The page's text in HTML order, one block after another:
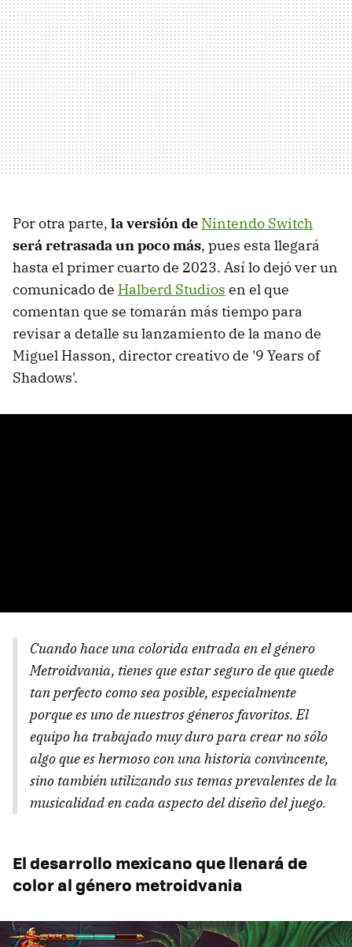
Por otra parte, la versión de Nintendo Switch
será retrasada un poco más, pues esta llegará
hasta el primer cuarto de 2023. Así lo dejó ver un
comunicado de Halberd Studios en el que
comentan que se tomarán más tiempo para
revisar a detalle su lanzamiento de la mano de
Miguel Hasson, director creativo de '9 Years of
Shadows'.
Cuando hace una colorida entrada en el género
Metroidvania, tienes que estar seguro de que quede
tan perfecto como sea posible, especialmente
porque es uno de nuestros géneros favoritos. El
equipo ha trabajado muy duro para crear no sólo
algo que es hermoso con una historia convincente,
sino también utilizando sus temas prevalentes de la
musicalidad en cada aspecto del diseño del juego.
El desarrollo mexicano que llenará de
color al género metroidvania